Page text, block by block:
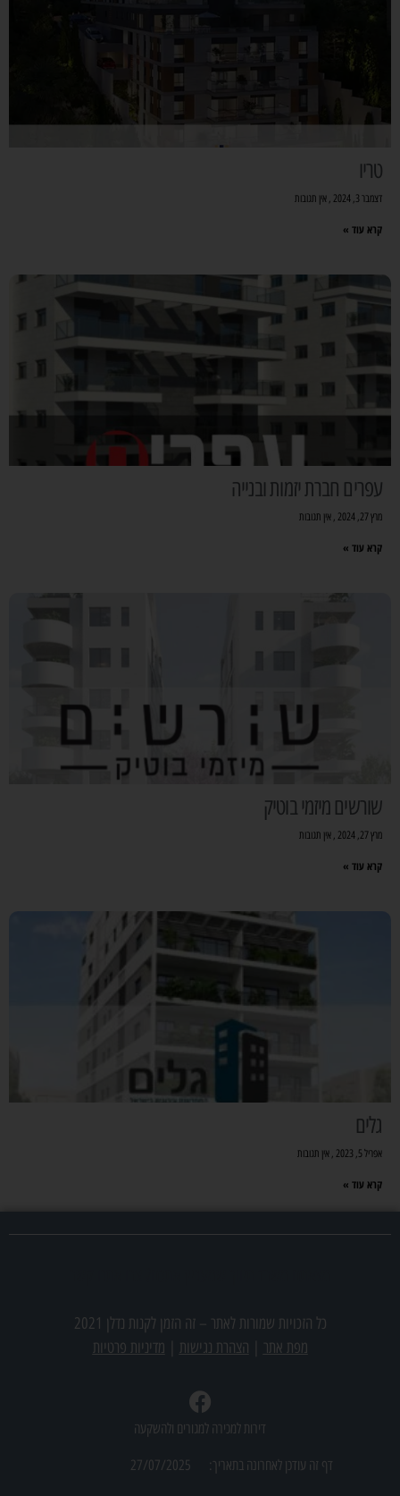
טריו
דצמבר 3, 2024 אין תגובות
קרא עוד »
עפרים חברת יזמות ובנייה
מרץ 27, 2024 אין תגובות
קרא עוד »
שורשים מיזמי בוטיק
מרץ 27, 2024 אין תגובות
קרא עוד »
גלים
אפריל 5, 2023 אין תגובות
קרא עוד »
כל הזכויות שמורות לאתר –זה הזמן לקנות נדלן 2021
מפת אתר
הצהרת נגישות מדיניות פרטיות
דירות למכירה למגורים ולהשקעה
דף זה עודכן לאחרונה בתאריך: 27/07/2025